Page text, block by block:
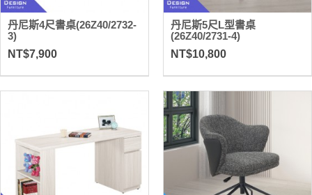
丹尼斯4尺書桌(26Z40/2732-
3)
NT$7,900
丹尼斯5尺L型書桌
(26Z40/2731-4)
NT$10,800